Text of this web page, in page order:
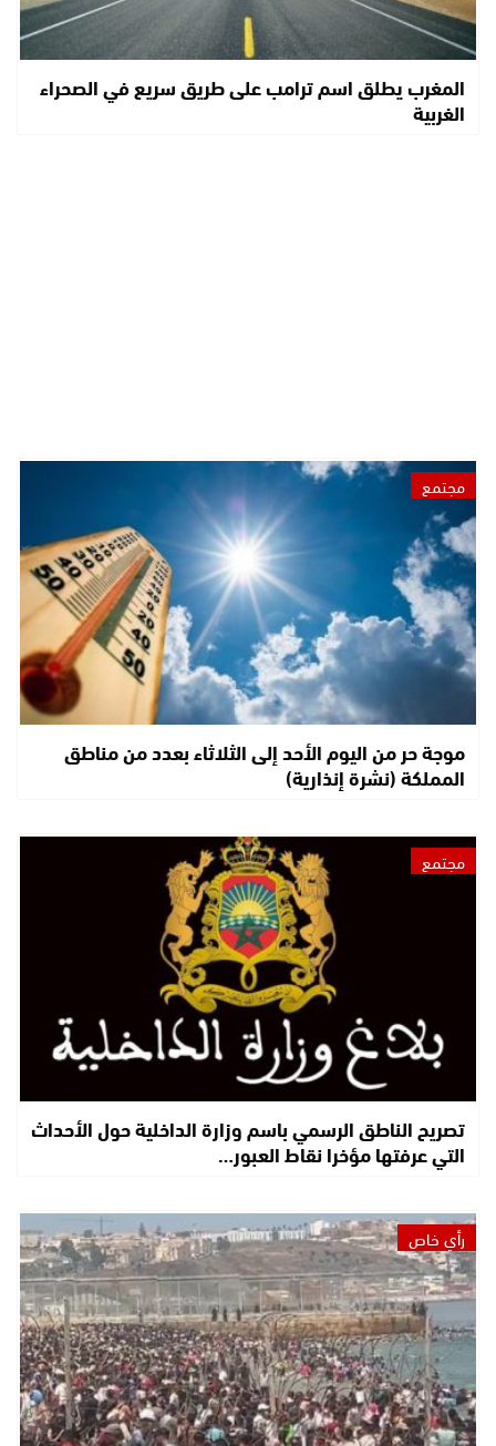
المغرب يطلق اسم ترامب على طريق سريع في الصحراء
الغربية
مجتمع
موجة حر من اليوم الأحد إلى الثلاثاء بعدد من مناطق
المملكة (نشرة إنذارية)
مجتمع
تصريح الناطق الرسمي باسم وزارة الداخلية حول الأحداث
التي عرفتها مؤخرا نقاط العبور…
رأي خاص